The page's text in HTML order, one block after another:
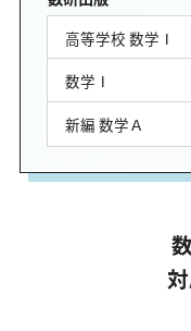
高等学校 数学Ⅰ
数学Ⅰ
新編 数学Ａ